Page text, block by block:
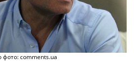
фото: comments.ua